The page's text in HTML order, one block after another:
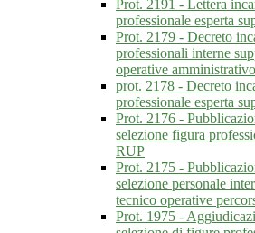
Prot. 2191 - Lettera
professionale esperta
Prot. 2179 - Decreto
professionali interne
operative
prot. 2178 - Decreto
professionale esperta
Prot. 2176 -
selezione figura
RUP
Prot. 2175 -
selezione personale
tecnico operative
Prot. 1975 -